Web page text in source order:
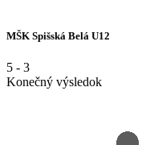
MŠK Spišská Belá U12
5 - 3
Konečný výsledok